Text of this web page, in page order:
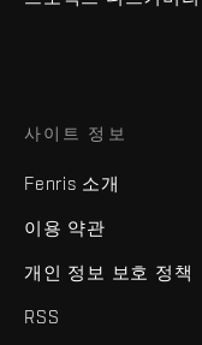
사이트 정보
Fenris 소개
이용 약관
개인 정보 보호 정책
RSS